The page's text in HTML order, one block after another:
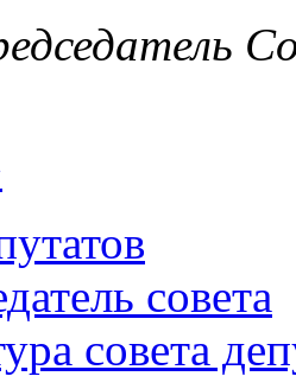
совета
совета